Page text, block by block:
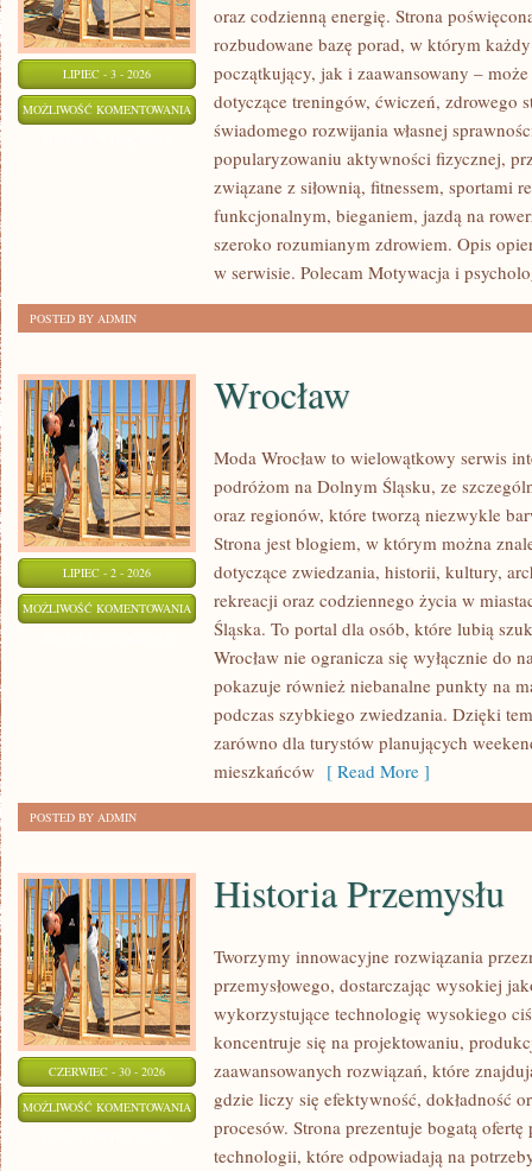
LIPIEC - 3 - 2026
MOŻLIWOŚĆ KOMENTOWANIA AEROBIK
FITNESS
GRUPOWY
oraz codzienną energię. Strona
rozbudowane bazę porad, w którym
początkujący, jak i zaawansowany –
dotyczące treningów, ćwiczeń, zdrowego
świadomego rozwijania własnej
popularyzowaniu aktywności fizycznej,
związane z siłownią, fitnessem, sportami
funkcjonalnym, bieganiem, jazdą na
szeroko rozumianym zdrowiem. Opis
w serwisie. Polecam Motywacja i
POSTED BY ADMIN
LIPIEC - 2 - 2026
MOŻLIWOŚĆ KOMENTOWANIA WROCŁAW
Wrocław
Moda Wrocław to wielowątkowy serwis
podróżom na Dolnym Śląsku, ze
oraz regionów, które tworzą niezwykle
Strona jest blogiem, w którym można
dotyczące zwiedzania, historii, kultury,
rekreacji oraz codziennego życia w
Śląska. To portal dla osób, które lubią
Wrocław nie ogranicza się wyłącznie do
pokazuje również niebanalne punkty na
podczas szybkiego zwiedzania. Dzięki
zarówno dla turystów planujących
mieszkańców [ Read More ]
POSTED BY ADMIN
CZERWIEC - 30 - 2026
MOŻLIWOŚĆ KOMENTOWANIA HISTORIA
PRZEMYSŁU
Historia Przemysłu
Tworzymy innowacyjne rozwiązania
przemysłowego, dostarczając wysokiej
wykorzystujące technologię wysokiego
koncentruje się na projektowaniu,
zaawansowanych rozwiązań, które
gdzie liczy się efektywność, dokładność
procesów. Strona prezentuje bogatą ofertę
technologii, które odpowiadają na